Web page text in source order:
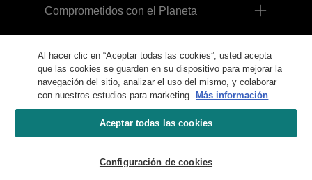
Comprometidos con el Planeta
Al hacer clic en “Aceptar todas las cookies”, usted acepta
que las cookies se guarden en su dispositivo para mejorar la
navegación del sitio, analizar el uso del mismo, y colaborar
con nuestros estudios para marketing. Más información
Configuración de cookies
Aceptar todas las cookies